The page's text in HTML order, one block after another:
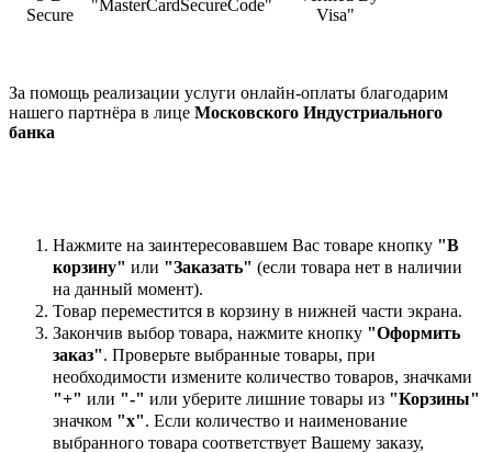
Secure
"MasterCardSecureCode"
Visa"
За помощь реализации услуги онлайн-оплаты благодарим
нашего партнёра в лице Московского Индустриального
банка
Нажмите на заинтересовавшем Вас товаре кнопку "В
корзину" или "Заказать" (если товара нет в наличии
на данный момент).
Товар переместится в корзину в нижней части экрана.
Закончив выбор товара, нажмите кнопку "Оформить
заказ". Проверьте выбранные товары, при
необходимости измените количество товаров, значками
"+" или "-" или уберите лишние товары из "Корзины"
значком "х". Если количество и наименование
выбранного товара соответствует Вашему заказу,